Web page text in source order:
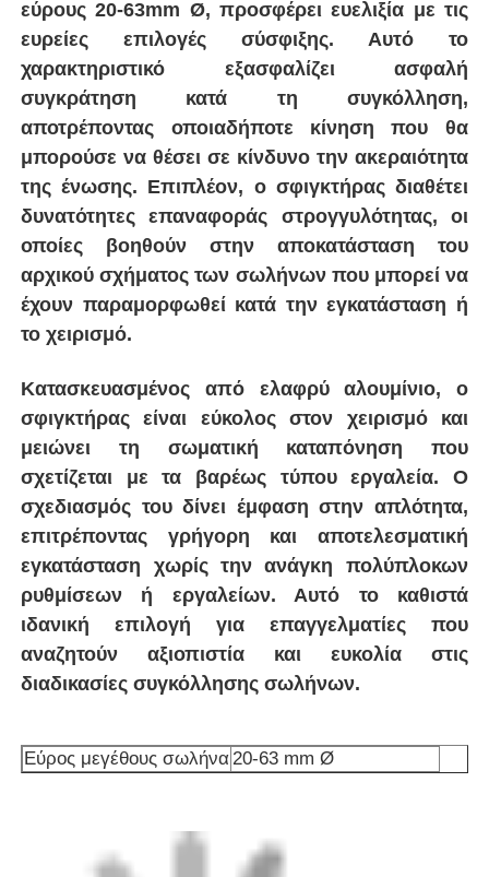
αναζητούν αξιοπιστία και ευκολία στις
διαδικασίες συγκόλλησης σωλήνων.
Εύρος μεγέθους σωλήνα20-63 mm Ø